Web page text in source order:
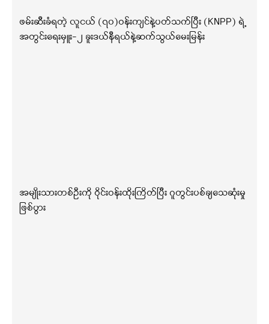
ဖမ်းဆီးခံရတဲ့ လူငယ် (၇၀)ဝန်းကျင်နဲ့ပတ်သက်ပြီး (KNPP) ရဲ့
အတွင်းရေးမှူး-၂ ခူးဒယ်နီရယ်နဲ့ဆက်သွယ်မေးမြန်း
အမျိုးသားတစ်ဦးကို ဝိုင်းဝန်းထိုးကြိတ်ပြီး ဂူတွင်းပစ်ချသေဆုံးမှု
ဖြစ်ပွား